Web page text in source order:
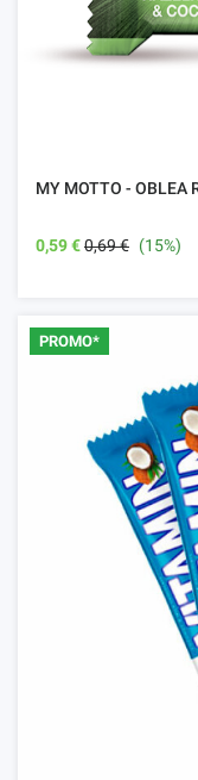
MY MOTTO - OBLEA
0,59 €0,69 € (15%)
PROMO*